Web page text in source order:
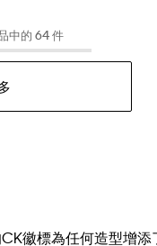
中的 64 件
徽標為任何造型增